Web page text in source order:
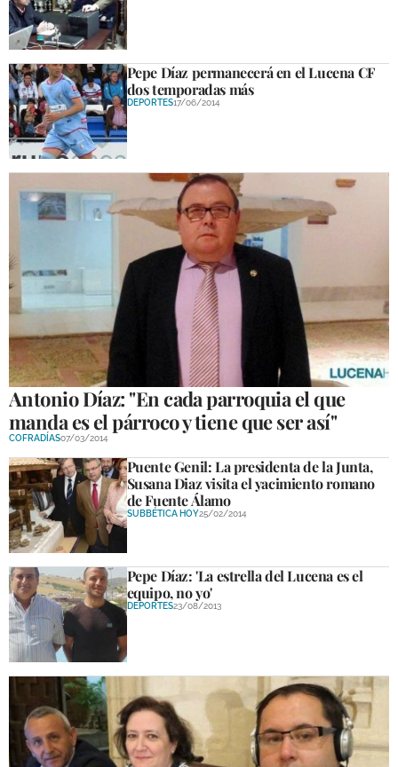
Pepe Díaz permanecerá en el Lucena CF
dos temporadas más
DEPORTES17/06/2014
Antonio Díaz: "En cada parroquia el que
manda es el párroco y tiene que ser así"
COFRADÍAS07/03/2014
Puente Genil: La presidenta de la Junta,
Susana Diaz visita el yacimiento romano
de Fuente Álamo
SUBBÉTICA HOY25/02/2014
Pepe Díaz: 'La estrella del Lucena es el
equipo, no yo'
DEPORTES23/08/2013